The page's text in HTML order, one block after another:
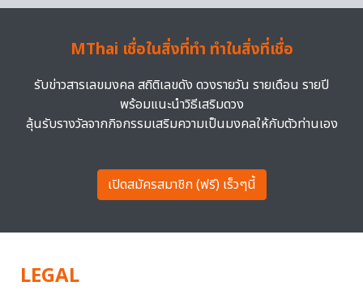
MThai เชื่อในสิ่งที่ทำ ทำในสิ่งที่เชื่อ
รับข่าวสารเลขมงคล สถิติเลขดัง ดวงรายวัน รายเดือน รายปี
พร้อมแนะนำวิธีเสริมดวง
ลุ้นรับรางวัลจากกิจกรรมเสริมความเป็นมงคลให้กับตัวท่านเอง
เปิดสมัครสมาชิก (ฟรี) เร็วๆนี้
LEGAL